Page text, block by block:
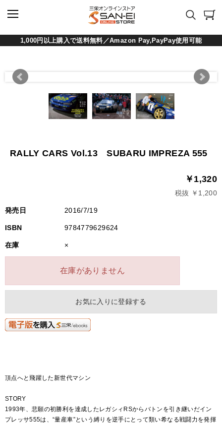
1,000円以上購入で送料無料／Amazon Pay,PayPay使用可能
RALLY CARS Vol.13 SUBARU IMPREZA 555
￥1,320
税抜 ￥1,200
発売日 2016/7/19
ISBN 9784779629624
在庫 ×
在庫がありません
お気に入りに登録する
頂点へと飛躍した新世代マシン
STORY
1993年、悲願の初勝利を達成したレガシィRSからバトンを引き継いだイン
プレッサ555は、“量産車”という縛りを逆手にとって類い希なる戦闘力を発揮